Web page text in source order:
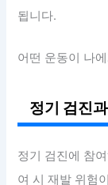
됩니다.
어떤 운동이 나
정기 검진
정기 검진에 참
여 시 재발 위험